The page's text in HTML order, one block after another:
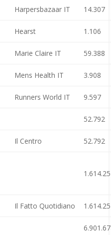
Harpersbazaar IT 14.307
Hearst 1.106
Marie Claire IT 59.388
Mens Health IT 3.908
Runners World IT 9.597
52.792
Il Centro 52.792
Il Fatto Quotidiano